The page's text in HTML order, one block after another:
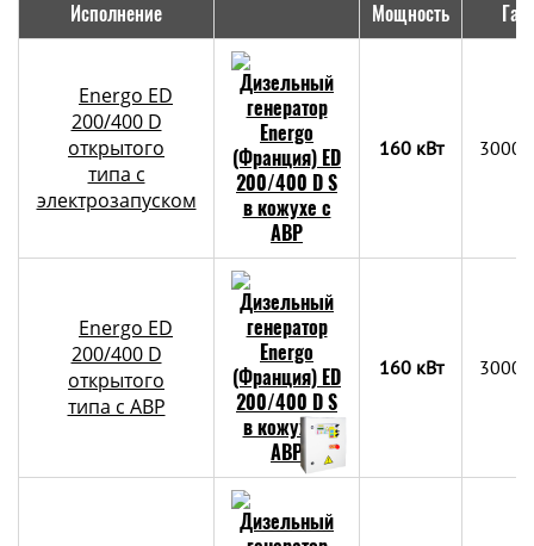
Исполнение Мощность
Energo ED
200/400 D
открытого
типа с
электрозапуском
160 кВт
Energo ED
200/400 D
открытого
типа с АВР
160 кВт